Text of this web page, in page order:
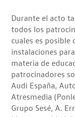
Durante el acto
todos los
cuales es posible
instalaciones
materia de
patrocinadores
Audi España,
Atresmedia
Grupo Sesé, A.